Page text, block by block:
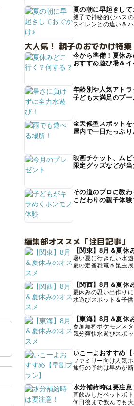
夏の朝に早起きして
親子で神秘的なハス
スイレンとの違い＆
大人気！ 親子のおでかけ特集
今から準備！夏休
おすすめ遊び場＆イ
年齢別や人気アト
子ども大満足のプ
全天候型スポットを
屋内で一日たっぷ
映画チケット、ムビ
限定グッズなどが当
その道のプロに教わ
こだわりの親子体験
編集部オススメ「注目記事」
【関東】8月＆夏休
暑い夏に行きたい水
夏の定番恐竜＆昆虫展
【関西】8月＆夏休
夏休みの思い出作り
水遊びスポット＆子
【東海】8月＆夏休
参加無料ポケモンス
気分爽快水遊びスポッ
いこーよおすすめ【
ファミリー向け人気ホ
旅行の予約は早めが
水分補給時は要注意
直飲みしたペットボト
何日後まで飲んでも大